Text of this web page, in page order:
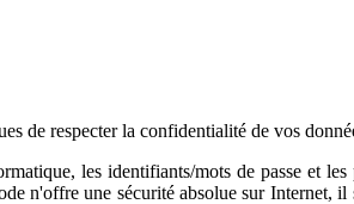
de respecter la confidentialité de vos
les identifiants/mots de passe et
n'offre une sécurité absolue sur Internet,